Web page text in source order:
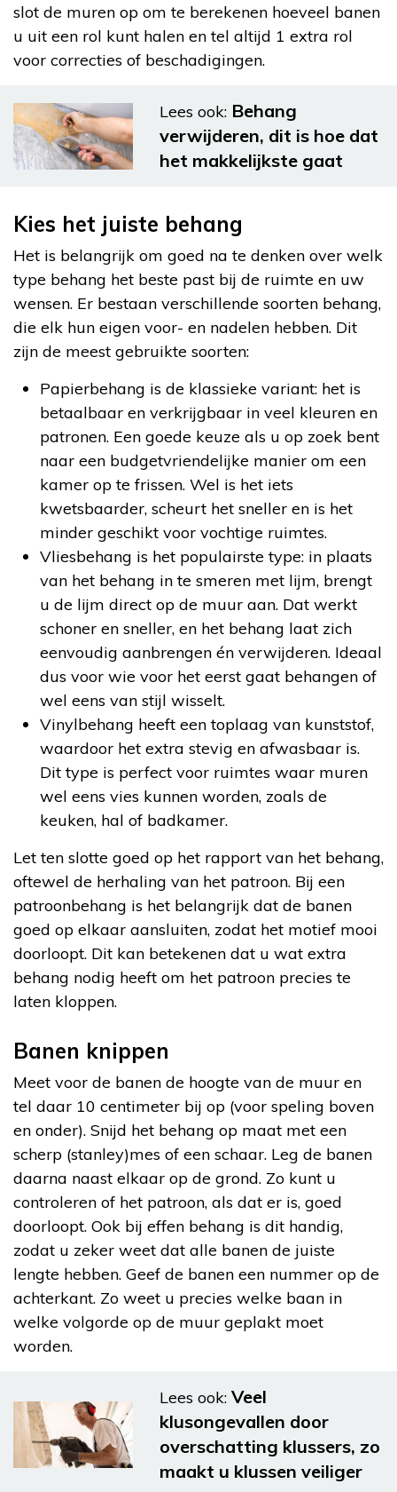
slot de muren op om te berekenen hoeveel banen
u uit een rol kunt halen en tel altijd 1 extra rol
voor correcties of beschadigingen.
Lees ook: Behang
verwijderen, dit is hoe dat
het makkelijkste gaat
Kies het juiste behang
Het is belangrijk om goed na te denken over welk
type behang het beste past bij de ruimte en uw
wensen. Er bestaan verschillende soorten behang,
die elk hun eigen voor- en nadelen hebben. Dit
zijn de meest gebruikte soorten:
Papierbehang is de klassieke variant: het is
betaalbaar en verkrijgbaar in veel kleuren en
patronen. Een goede keuze als u op zoek bent
naar een budgetvriendelijke manier om een
kamer op te frissen. Wel is het iets
kwetsbaarder, scheurt het sneller en is het
minder geschikt voor vochtige ruimtes.
Vliesbehang is het populairste type: in plaats
van het behang in te smeren met lijm, brengt
u de lijm direct op de muur aan. Dat werkt
schoner en sneller, en het behang laat zich
eenvoudig aanbrengen én verwijderen. Ideaal
dus voor wie voor het eerst gaat behangen of
wel eens van stijl wisselt.
Vinylbehang heeft een toplaag van kunststof,
waardoor het extra stevig en afwasbaar is.
Dit type is perfect voor ruimtes waar muren
wel eens vies kunnen worden, zoals de
keuken, hal of badkamer.
Let ten slotte goed op het rapport van het behang,
oftewel de herhaling van het patroon. Bij een
patroonbehang is het belangrijk dat de banen
goed op elkaar aansluiten, zodat het motief mooi
doorloopt. Dit kan betekenen dat u wat extra
behang nodig heeft om het patroon precies te
laten kloppen.
Banen knippen
Meet voor de banen de hoogte van de muur en
tel daar 10 centimeter bij op (voor speling boven
en onder). Snijd het behang op maat met een
scherp (stanley)mes of een schaar. Leg de banen
daarna naast elkaar op de grond. Zo kunt u
controleren of het patroon, als dat er is, goed
doorloopt. Ook bij effen behang is dit handig,
zodat u zeker weet dat alle banen de juiste
lengte hebben. Geef de banen een nummer op de
achterkant. Zo weet u precies welke baan in
welke volgorde op de muur geplakt moet
worden.
Lees ook: Veel
klusongevallen door
overschatting klussers, zo
maakt u klussen veiliger